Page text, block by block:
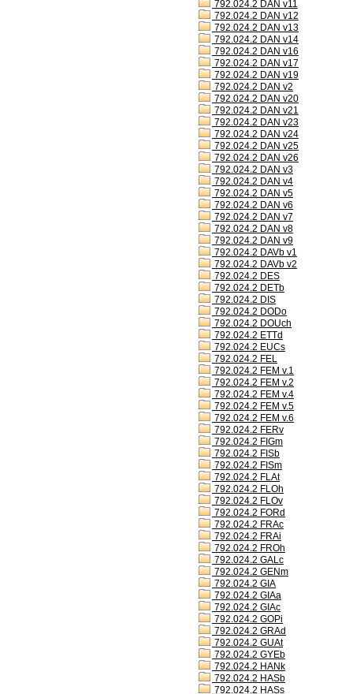
792.024.2 DAN v11
792.024.2 DAN v12
792.024.2 DAN v13
792.024.2 DAN v14
792.024.2 DAN v16
792.024.2 DAN v17
792.024.2 DAN v19
792.024.2 DAN v2
792.024.2 DAN v20
792.024.2 DAN v21
792.024.2 DAN v23
792.024.2 DAN v24
792.024.2 DAN v25
792.024.2 DAN v26
792.024.2 DAN v3
792.024.2 DAN v4
792.024.2 DAN v5
792.024.2 DAN v6
792.024.2 DAN v7
792.024.2 DAN v8
792.024.2 DAN v9
792.024.2 DAVb v1
792.024.2 DAVb v2
792.024.2 DES
792.024.2 DETb
792.024.2 DIS
792.024.2 DODo
792.024.2 DOUch
792.024.2 ETTd
792.024.2 EUCs
792.024.2 FEL
792.024.2 FEM v.1
792.024.2 FEM v.2
792.024.2 FEM v.4
792.024.2 FEM v.5
792.024.2 FEM v.6
792.024.2 FERv
792.024.2 FIGm
792.024.2 FISb
792.024.2 FISm
792.024.2 FLAt
792.024.2 FLOh
792.024.2 FLOv
792.024.2 FORd
792.024.2 FRAc
792.024.2 FRAi
792.024.2 FROh
792.024.2 GALc
792.024.2 GENm
792.024.2 GIA
792.024.2 GIAa
792.024.2 GIAc
792.024.2 GOPi
792.024.2 GRAd
792.024.2 GUAt
792.024.2 GYEb
792.024.2 HANk
792.024.2 HASb
792.024.2 HASs